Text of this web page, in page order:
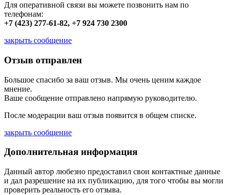
Для оперативной связи вы можете позвонить нам по
телефонам:
+7 (423) 277-61-82, +7 924 730 2300
закрыть сообщение
Отзыв отправлен
Большое спасибо за ваш отзыв. Мы очень ценим каждое
мнение.
Ваше сообщение отправлено напрямую руководителю.
После модерации ваш отзыв появится в общем списке.
закрыть сообщение
Дополнительная информация
Данный автор любезно предоставил свои контактные данные
и дал разрешение на их публикацию, для того чтобы вы могли
проверить реальность его отзыва.